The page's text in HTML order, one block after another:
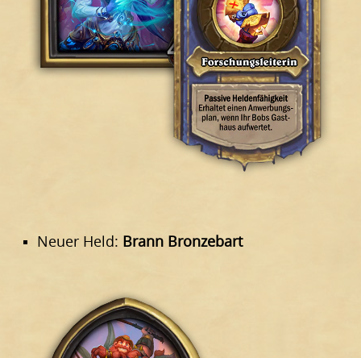
Neuer Held: Brann Bronzebart